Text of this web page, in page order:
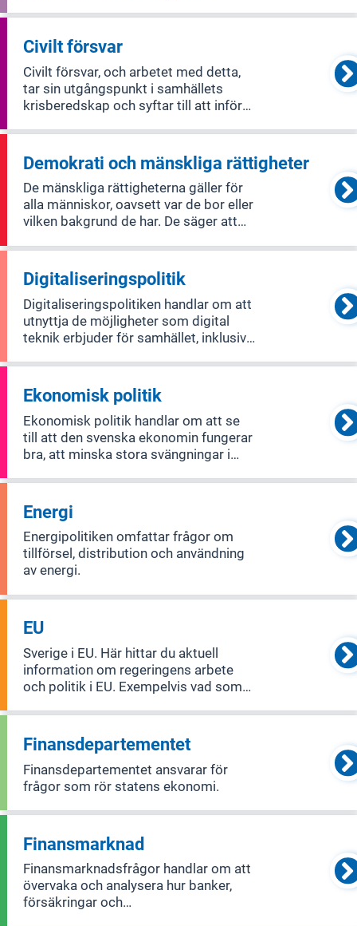
intressen. Det inkluderar nätverk,
ideella föreningar och trossamfund.
Politiken för det civila samhället
handlar om att ge
Civilt försvar
Civilt försvar, och arbetet med detta,
tar sin utgångspunkt i samhällets
krisberedskap och syftar till att inför
krig värna befolkningen, säkerställa de
viktigaste samhällsfunktionerna samt
bidra till Försvarsmaktens fö
Demokrati och mänskliga rättigheter
De mänskliga rättigheterna gäller för
alla människor, oavsett var de bor eller
vilken bakgrund de har. De säger att
och rättigheter. Demokratipolitiken
handlar bland annat om att säkerställa
fria val, stärka individe
Digitaliseringspolitik
Digitaliseringspolitiken handlar om att
utnyttja de möjligheter som digital
teknik erbjuder för samhället, inklusive
offentlig sektor. Ett viktigt mål är att
digitalisera offentliga tjänster så att de
blir enklare, ö
Ekonomisk politik
Ekonomisk politik handlar om att se
till att den svenska ekonomin fungerar
bra, att minska stora svängningar i
resurser rättvist mellan människor och
över tid.
Energi
Energipolitiken omfattar frågor om
tillförsel, distribution och användning
av energi.
EU
Sverige i EU. Här hittar du aktuell
information om regeringens arbete
och politik i EU. Exempelvis vad som
rådet och ministerrådet samt vilken
ståndpunkt Sverige har.
Finansdepartementet
Finansdepartementet ansvarar för
frågor som rör statens ekonomi.
Finansmarknad
Finansmarknadsfrågor handlar om att
övervaka och analysera hur banker,
försäkringar och